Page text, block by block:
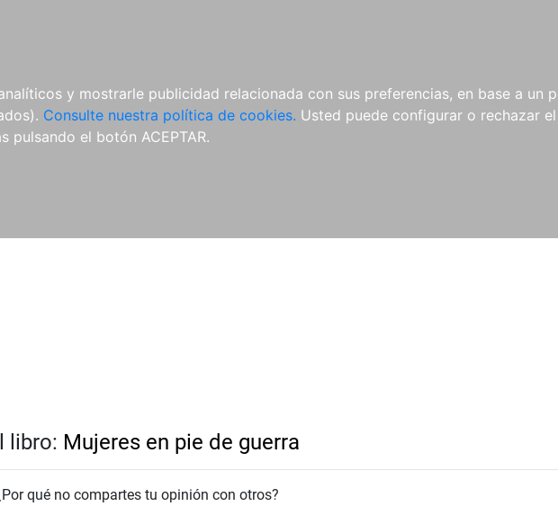
y mostrarle publicidad relacionada con sus preferencias, en base a un
Consulte nuestra política de cookies. Usted puede configurar o rechazar
pulsando el botón ACEPTAR.
libro: Mujeres en pie de guerra
qué no compartes tu opinión con otros?